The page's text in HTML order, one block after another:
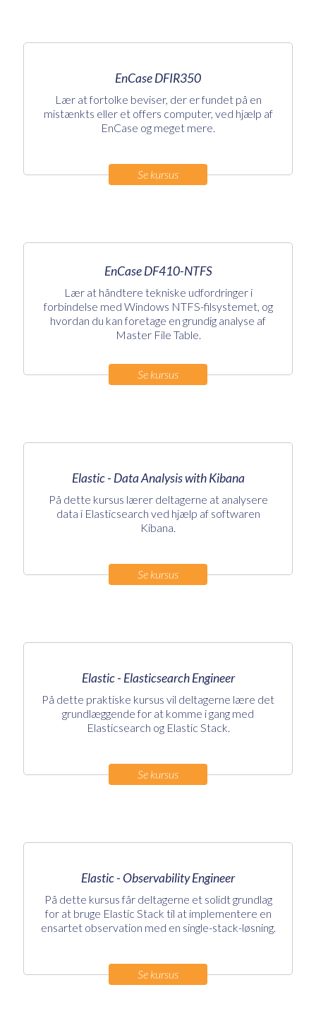
EnCase DFIR350
Lær at fortolke beviser, der er fundet på en
mistænkts eller et offers computer, ved hjælp af
EnCase og meget mere.
Se kursus
EnCase DF410-NTFS
Lær at håndtere tekniske udfordringer i
forbindelse med Windows NTFS-filsystemet, og
hvordan du kan foretage en grundig analyse af
Master File Table.
Se kursus
Elastic - Data Analysis with Kibana
På dette kursus lærer deltagerne at analysere
data i Elasticsearch ved hjælp af softwaren
Kibana.
Se kursus
Elastic - Elasticsearch Engineer
På dette praktiske kursus vil deltagerne lære det
grundlæggende for at komme i gang med
Elasticsearch og Elastic Stack.
Se kursus
Elastic - Observability Engineer
På dette kursus får deltagerne et solidt grundlag
for at bruge Elastic Stack til at implementere en
ensartet observation med en single-stack-løsning.
Se kursus